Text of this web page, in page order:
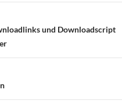
und Downloadscript